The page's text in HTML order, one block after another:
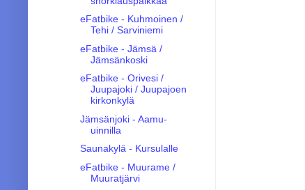
eFatbike - Kuhmoinen /
Tehi / Sarviniemi
eFatbike - Jämsä /
Jämsänkoski
eFatbike - Orivesi /
Juupajoki / Juupajoen
kirkonkylä
Jämsänjoki - Aamu-
uinnilla
Saunakylä - Kursulalle
eFatbike - Muurame /
Muuratjärvi